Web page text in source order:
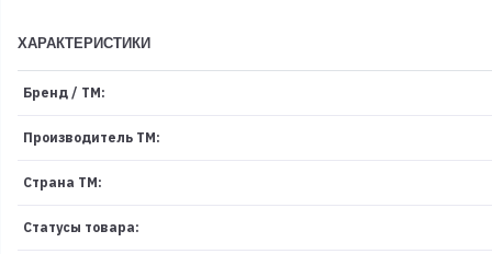
ХАРАКТЕРИСТИКИ
Бренд / ТМ:
Производитель ТМ:
Страна ТМ:
Статусы товара: